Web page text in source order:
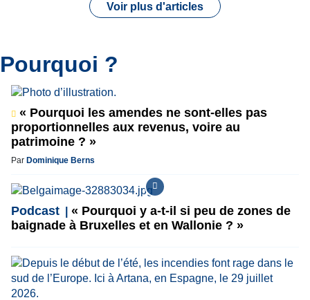
Voir plus d'articles
Pourquoi ?
« Pourquoi les amendes ne sont-elles pas
proportionnelles aux revenus, voire au
patrimoine ? »
Par Dominique Berns
Podcast
« Pourquoi y a-t-il si peu de zones de
baignade à Bruxelles et en Wallonie ? »